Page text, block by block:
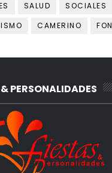
SALUD SOCIALES
CAMERINO FON
PERSONALIDADES